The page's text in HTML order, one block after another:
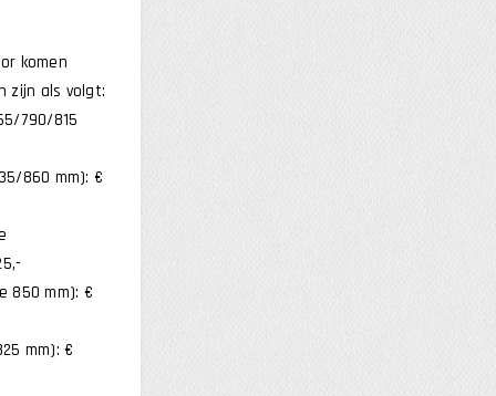
komen
zijn als volgt:
790/815
860 mm): €
850 mm): €
mm): €